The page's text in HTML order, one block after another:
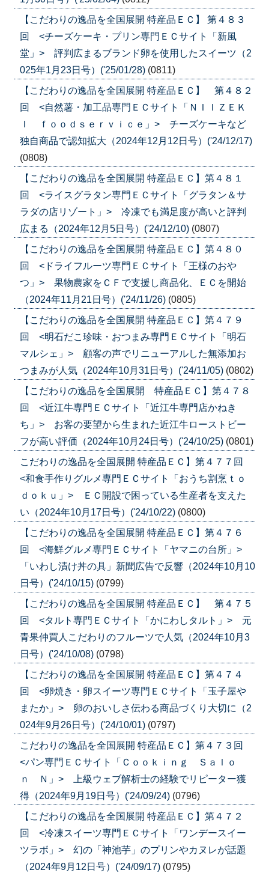
【こだわりの逸品を全国展開 特産品ＥＣ】 第４８３
回 <チーズケーキ・プリン専門ＥＣサイト「新風
堂」> 評判広まるブランド卵を使用したスイーツ（2
025年1月23日号）('25/01/28) (0811)
【こだわりの逸品を全国展開 特産品ＥＣ】 第４８２
回 <自然薯・加工品専門ＥＣサイト「ＮＩＩＺＥＫ
Ｉ ｆｏｏｄｓｅｒｖｉｃｅ」> チーズケーキなど
独自商品で認知拡大（2024年12月12日号）('24/12/17)
(0808)
【こだわりの逸品を全国展開 特産品ＥＣ】第４８１
回 <ライスグラタン専門ＥＣサイト「グラタン＆サ
ラダの店リゾート」> 冷凍でも満足度が高いと評判
広まる（2024年12月5日号）('24/12/10) (0807)
【こだわりの逸品を全国展開 特産品ＥＣ】第４８０
回 <ドライフルーツ専門ＥＣサイト「王様のおや
つ」> 果物農家をＣＦで支援し商品化、ＥＣを開始
（2024年11月21日号）('24/11/26) (0805)
【こだわりの逸品を全国展開 特産品ＥＣ】第４７９
回 <明石だこ珍味・おつまみ専門ＥＣサイト「明石
マルシェ」> 顧客の声でリニューアルした無添加お
つまみが人気（2024年10月31日号）('24/11/05) (0802)
【こだわりの逸品を全国展開 特産品ＥＣ】第４７８
回 <近江牛専門ＥＣサイト「近江牛専門店かねき
ち」> お客の要望から生まれた近江牛ローストビー
フが高い評価（2024年10月24日号）('24/10/25) (0801)
こだわりの逸品を全国展開 特産品ＥＣ】第４７７回
<和食手作りグルメ専門ＥＣサイト「おうち割烹ｔｏ
ｄｏｋｕ」> ＥＣ開設で困っている生産者を支えた
い（2024年10月17日号）('24/10/22) (0800)
【こだわりの逸品を全国展開 特産品ＥＣ】第４７６
回 <海鮮グルメ専門ＥＣサイト「ヤマニの台所」>
「いわし漬け丼の具」新聞広告で反響（2024年10月10
日号）('24/10/15) (0799)
【こだわりの逸品を全国展開 特産品ＥＣ】 第４７５
回 <タルト専門ＥＣサイト「かにわしタルト」> 元
青果仲買人こだわりのフルーツで人気（2024年10月3
日号）('24/10/08) (0798)
【こだわりの逸品を全国展開 特産品ＥＣ】第４７４
回 <卵焼き・卵スイーツ専門ＥＣサイト「玉子屋や
またか」> 卵のおいしさ伝わる商品づくり大切に（2
024年9月26日号）('24/10/01) (0797)
こだわりの逸品を全国展開 特産品ＥＣ】第４７３回
<パン専門ＥＣサイト「Ｃｏｏｋｉｎｇ Ｓａｌｏ
ｎ Ｎ」> 上級ウェブ解析士の経験でリピーター獲
得（2024年9月19日号）('24/09/24) (0796)
【こだわりの逸品を全国展開 特産品ＥＣ】第４７２
回 <冷凍スイーツ専門ＥＣサイト「ワンデースイー
ツラボ」> 幻の「神池芋」のプリンやカヌレが話題
（2024年9月12日号）('24/09/17) (0795)